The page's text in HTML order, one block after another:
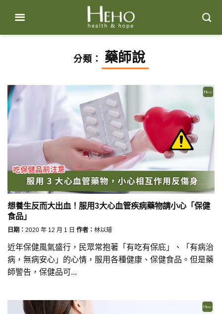
content
分類： 藥師說
想養生反而大出血！服用3大心血管疾病藥物請小心「保健
食品」
日期： 2020 年 12 月 1 日 作者： 林以璿
近年保健風氣盛行，民眾常抱著「有吃有保庇」、「有病治
病，無病安心」的心情，服用各種健康、保健食品。但是藥
師警告，保健品可...